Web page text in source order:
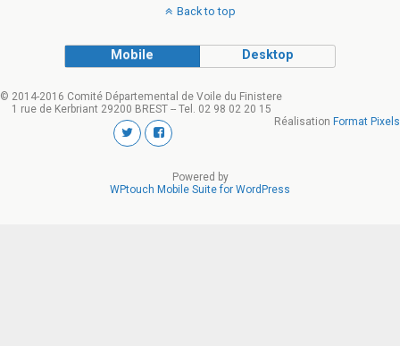
Back to top
Mobile Desktop
© 2014-2016 Comité Départemental de Voile du Finistere
1 rue de Kerbriant 29200 BREST -- Tel. 02 98 02 20 15
Réalisation Format Pixels
Powered by
WPtouch Mobile Suite for WordPress